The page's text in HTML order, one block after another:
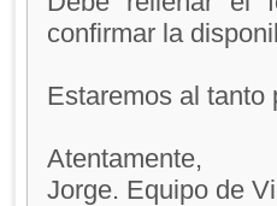
confirmar la
Estaremos al tanto
Atentamente,
Jorge. Equipo de